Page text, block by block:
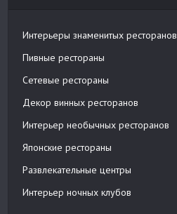
Интерьеры знаменитых ресторанов
Пивные рестораны
Сетевые рестораны
Декор винных ресторанов
Интерьер необычных ресторанов
Японские рестораны
Развлекательные центры
Интерьер ночных клубов